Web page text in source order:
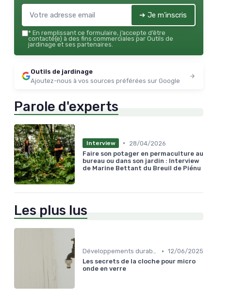
➔ Je m'inscris
* En remplissant ce formulaire, j’accepte d’être
contacté(e) à des fins commerciales par Outils de
jardinage et ses partenaires.
Outils de jardinage
Ajoutez-nous à vos sources préférées sur Google
Parole d'experts
Interview •
28/04/2026
Faire son potager en permaculture au
bureau ou dans son jardin : Interview
de Marine Bettant du Breuil de Piénu
Les plus lus
Développements durables • 12/06/2025
Les secrets de la cloche pour micro
onde en verre